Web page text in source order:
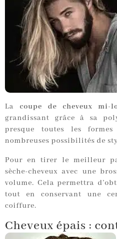
La coupe de cheveux mi-
grandissant grâce à sa
presque toutes les
nombreuses possibilités de
Pour en tirer le meilleur
sèche-cheveux avec une
volume. Cela permettra
tout en conservant une
coiffure.
Cheveux épais :